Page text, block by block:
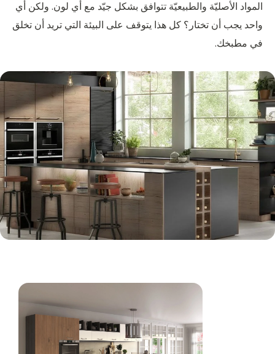
المواد الأصليّة والطبيعيّة تتوافق بشكل جيّد مع أي لون. ولكن أي
واحد يجب أن تختار؟ كل هذا يتوقف على البيئة التي تريد أن تخلق
في مطبخك.